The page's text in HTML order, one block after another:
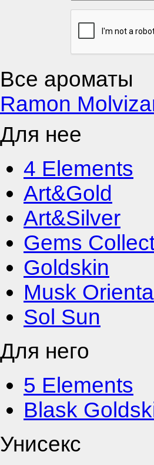
Все ароматы
Ramon
Для нее
4 Elements
Art&Gold
Art&Silver
Gems
Goldskin
Musk
Sol Sun
Для него
5 Elements
Blask
Унисекс